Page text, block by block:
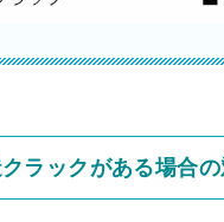
ラックがある場合